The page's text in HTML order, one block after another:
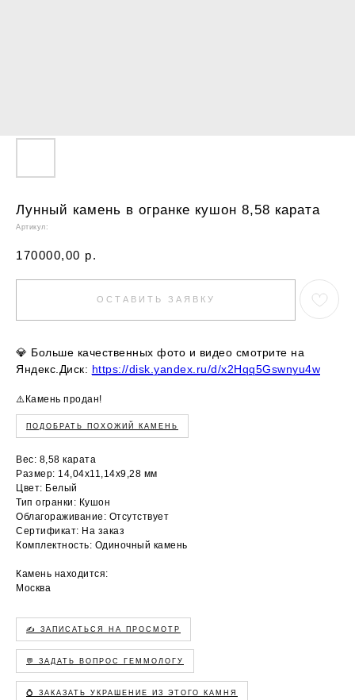
Лунный камень в огранке кушон 8,58 карата
Артикул:
170000,00 р.
ОСТАВИТЬ ЗАЯВКУ
💎 Больше качественных фото и видео смотрите на
Яндекс.Диск: https://disk.yandex.ru/d/x2Hqq5Gswnyu4w
⚠️Камень продан!
ПОДОБРАТЬ ПОХОЖИЙ КАМЕНЬ
Вес: 8,58 карата
Размер: 14,04х11,14х9,28 мм
Цвет: Белый
Тип огранки: Кушон
Облагораживание: Отсутствует
Сертификат: На заказ
Комплектность: Одиночный камень
Камень находится:
Москва
✍️ ЗАПИСАТЬСЯ НА ПРОСМОТР
💬 ЗАДАТЬ ВОПРОС ГЕММОЛОГУ
💍 ЗАКАЗАТЬ УКРАШЕНИЕ ИЗ ЭТОГО КАМНЯ